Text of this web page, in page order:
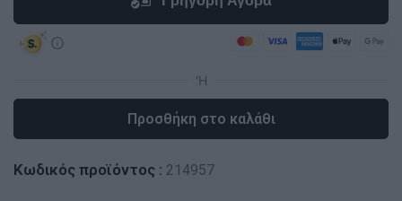
Προσθήκη στο καλάθι
Κωδικός προϊόντος : 214957